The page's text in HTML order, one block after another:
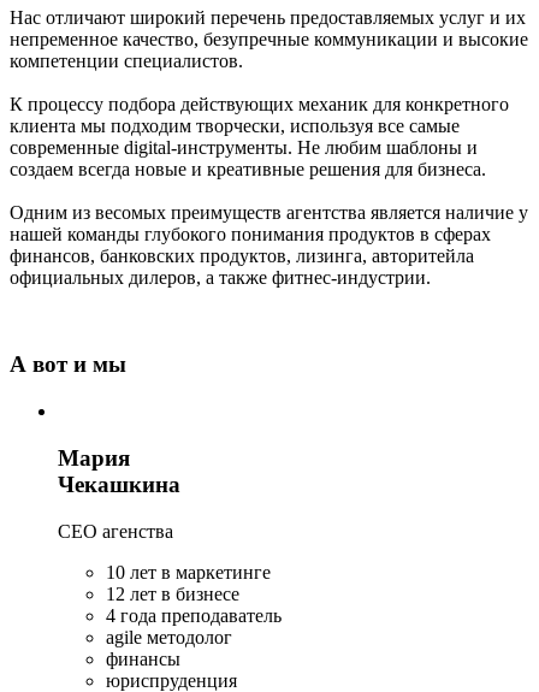
Нас отличают широкий перечень предоставляемых услуг и их
непременное качество, безупречные коммуникации и высокие
компетенции специалистов.
К процессу подбора действующих механик для конкретного
клиента мы подходим творчески, используя все самые
современные digital-инструменты. Не любим шаблоны и
создаем всегда новые и креативные решения для бизнеса.
Одним из весомых преимуществ агентства является наличие у
нашей команды глубокого понимания продуктов в сферах
финансов, банковских продуктов, лизинга, авторитейла
официальных дилеров, а также фитнес-индустрии.
А вот и мы
Мария
Чекашкина
СЕО агенства
10 лет в маркетинге
12 лет в бизнесе
4 года преподаватель
agile методолог
финансы
юриспруденция